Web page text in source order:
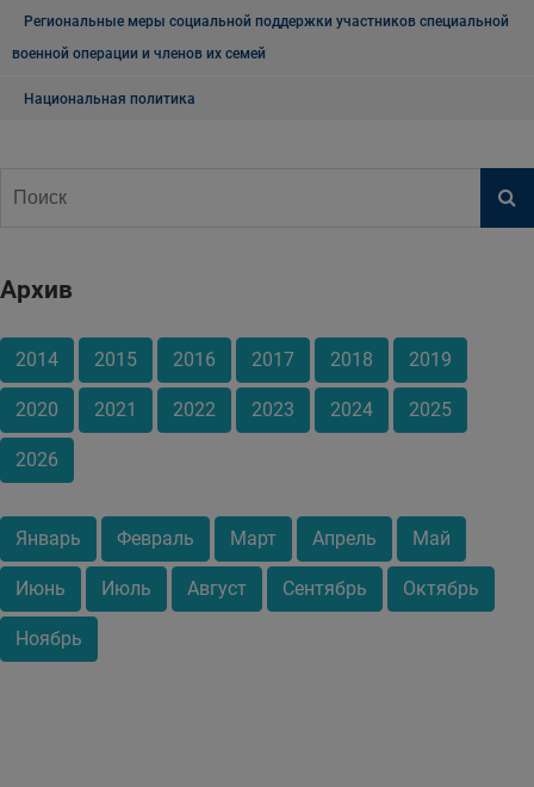
Региональные меры социальной поддержки участников специальной
военной операции и членов их семей
Национальная политика
Архив
2014 2015 2016 2017 2018 2019
2020 2021 2022 2023 2024 2025
2026
Январь Февраль Март Апрель Май
Июнь Июль Август Сентябрь Октябрь
Ноябрь